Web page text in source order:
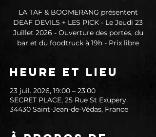
LA TAF & BOOMERANG présentent
DEAF DEVILS + LES PICK - Le Jeudi 23
Juillet 2026 - Ouverture des portes, du
bar et du foodtruck à 19h - Prix libre
Heure et lieu
23 juil. 2026, 19:00 – 23:00
SECRET PLACE, 25 Rue St Exupery,
34430 Saint-Jean-de-Védas, France